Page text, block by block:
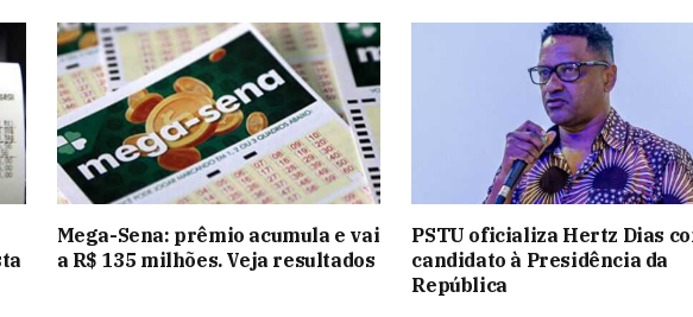
Mega-Sena: prêmio acumula e vai
a R$ 135 milhões. Veja resultados
PSTU oficializa Hertz Dias
candidato à Presidência da
República